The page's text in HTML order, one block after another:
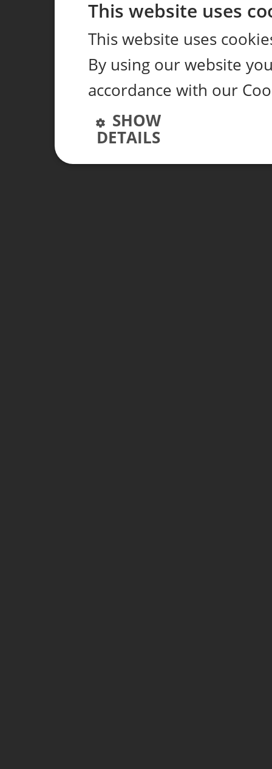
This website uses
This website uses
By using our website
accordance with our
SHOW
DETAILS